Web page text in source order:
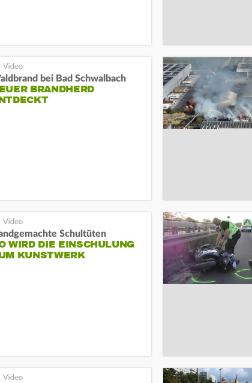
bei Bad Schwalbach
BRANDHERD
Schultüten
WIRD DIE EINSCHULUNG
KUNSTWERK